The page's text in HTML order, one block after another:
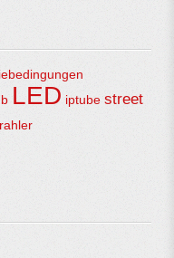
LED iptube street